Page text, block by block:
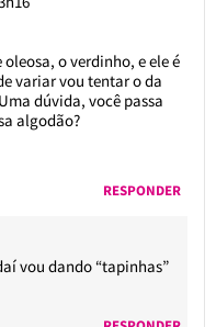
o verdinho, e ele é
variar vou tentar o da
dúvida, você passa
algodão?
RESPONDER
vou dando “tapinhas”